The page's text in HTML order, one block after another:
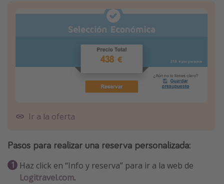
Ir a la oferta
Pasos para realizar una reserva personalizada:
Haz click en “Info y reserva” para ir a la web de
Logitravel.com.